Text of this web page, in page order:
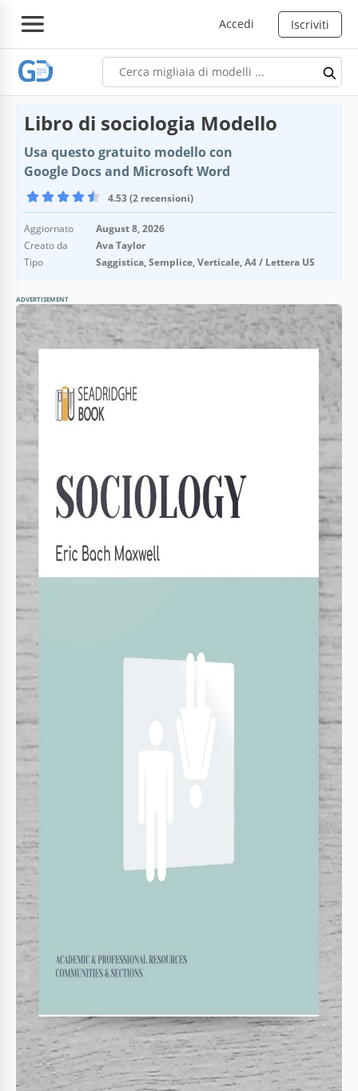
Accedi Iscriviti
Libro di sociologia Modello
Usa questo gratuito modello con
Google Docs and Microsoft Word
4.53 (2 recensioni)
Aggiornato
August 8, 2026
Creato da
Ava Taylor
Tipo
Saggistica, Semplice, Verticale, A4 / Lettera US
ADVERTISEMENT